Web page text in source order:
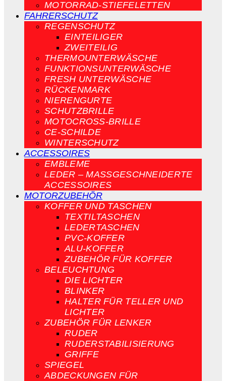
MOTORRAD-STIEFELETTEN
FAHRERSCHUTZ
REGENSCHUTZ
EINTEILIGER
ZWEITEILIG
THERMOUNTERWÄSCHE
FUNKTIONSUNTERWÄSCHE
FRESH UNTERWÄSCHE
RÜCKENMARK
NIERENGURTE
SCHUTZBRILLE
MOTOCROSS-BRILLE
CE-SCHILDE
WINTERSCHUTZ
ACCESSOIRES
EMBLEME
LEDER – MASSGESCHNEIDERTE A
CCESSOIRES
MOTORZUBEHÖR
KOFFER UND TASCHEN
TEXTILTASCHEN
LEDERTASCHEN
PVC-KOFFER
ALU-KOFFER
ZUBEHÖR FÜR KOFFER
BELEUCHTUNG
DIE LICHTER
BLINKER
HALTER FÜR TELLER UND
LICHTER
ZUBEHÖR FÜR LENKER
RUDER
RUDERSTABILISIERUNG
GRIFFE
SPIEGEL
ABDECKUNGEN FÜR